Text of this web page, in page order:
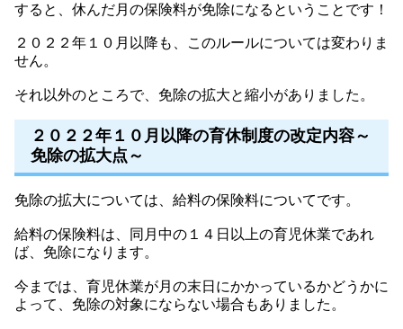
すると、休んだ月の保険料が免除になるということです！
２０２２年１０月以降も、このルールについては変わりま
せん。
それ以外のところで、免除の拡大と縮小がありました。
２０２２年１０月以降の育休制度の改定内容～
免除の拡大点～
免除の拡大については、給料の保険料についてです。
給料の保険料は、同月中の１４日以上の育児休業であれ
ば、免除になります。
今までは、育児休業が月の末日にかかっているかどうかに
よって、免除の対象にならない場合もありました。